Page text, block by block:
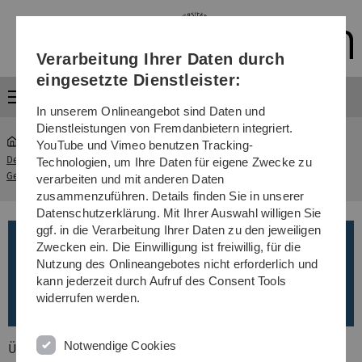
Direkt
Direkt
Direkt
(Sprache,
Drucken,
Media)
Direkt
Direkt
Department für
Geisteswissenschaften
...
Schwerwiegender
Über dieses Formular können Sie uns unkompliziert
Verarbeitung Ihrer Daten durch
eingesetzte Dienstleister:
In unserem Onlineangebot sind Daten und
Dienstleistungen von Fremdanbietern integriert.
YouTube und Vimeo benutzen Tracking-
Technologien, um Ihre Daten für eigene Zwecke zu
verarbeiten und mit anderen Daten
zusammenzuführen. Details finden Sie in unserer
Datenschutzerklärung. Mit Ihrer Auswahl willigen Sie
ggf. in die Verarbeitung Ihrer Daten zu den jeweiligen
Zwecken ein. Die Einwilligung ist freiwillig, für die
Nutzung des Onlineangebotes nicht erforderlich und
kann jederzeit durch Aufruf des Consent Tools
widerrufen werden.
Notwendige Cookies